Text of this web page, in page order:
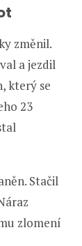
změnil.
a jezdil
který se
23
Stačil
zlomení